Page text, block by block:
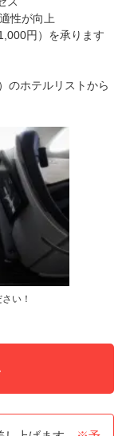
性が向上
円）を承ります
のホテルリストから
い！